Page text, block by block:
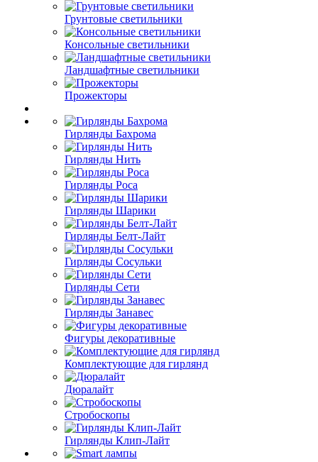
Грунтовые светильники
Консольные светильники
Ландшафтные светильники
Прожекторы
Гирлянды Бахрома
Гирлянды Нить
Гирлянды Роса
Гирлянды Шарики
Гирлянды Белт-Лайт
Гирлянды Сосульки
Гирлянды Сети
Гирлянды Занавес
Фигуры декоративные
Комплектующие для гирлянд
Дюралайт
Стробоскопы
Гирлянды Клип-Лайт